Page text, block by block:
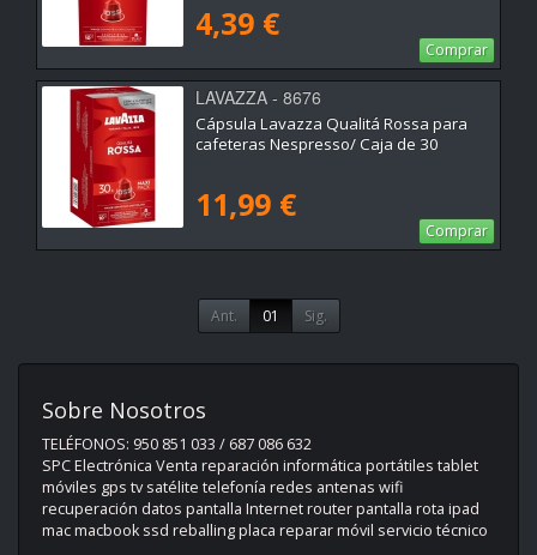
4,39 €
Comprar
LAVAZZA - 8676
Cápsula Lavazza Qualitá Rossa para
cafeteras Nespresso/ Caja de 30
11,99 €
Comprar
Ant. 01 Sig.
Sobre Nosotros
TELÉFONOS: 950 851 033 / 687 086 632
SPC Electrónica Venta reparación informática portátiles tablet
móviles gps tv satélite telefonía redes antenas wifi
recuperación datos pantalla Internet router pantalla rota ipad
mac macbook ssd reballing placa reparar móvil servicio técnico